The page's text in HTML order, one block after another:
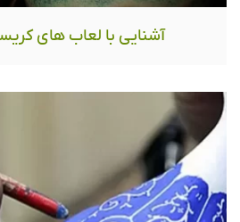
آشنایی با لعاب های